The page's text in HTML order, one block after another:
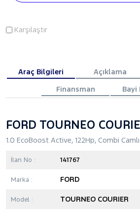
Karşılaştır
Araç Bilgileri Açıklama
Finansman
Bayi
FORD TOURNEO
1.0 EcoBoost Active, 122Hp, Combi Camlı
İlan No : 141767
Marka : FORD
Model : TOURNEO COURIER